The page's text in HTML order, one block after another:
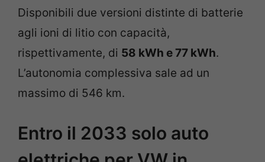
Disponibili due versioni distinte di batterie
agli ioni di litio con capacità,
rispettivamente, di 58 kWh e 77 kWh.
L’autonomia complessiva sale ad un
massimo di 546 km.
Entro il 2033 solo auto